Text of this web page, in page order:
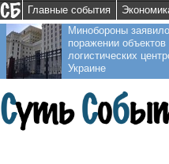
Главные события
Минобороны
поражении
логистических
Украине